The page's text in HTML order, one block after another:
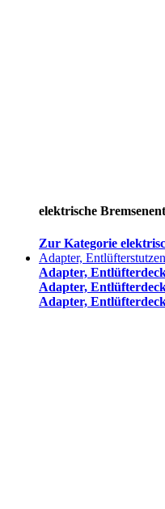
elektrische
Zur Kategorie
Adapter, Entlüfterstutzen
Adapter,
Adapter,
Adapter,